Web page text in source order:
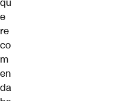
e
re
co
m
en
da